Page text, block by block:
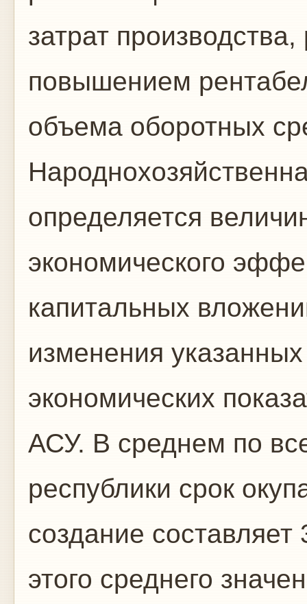
затрат
повышением
объема оборотных
определяется
экономического
капитальных
изме­нения
экономических
АСУ. В среднем по
респуб­лики срок
создание
этого среднего